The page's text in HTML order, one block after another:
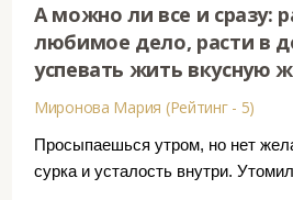
А можно ли все и сразу:
любимое дело, расти в
успевать жить вкусную
Миронова Мария (Рейтинг - 5)
Просыпаешься утром, но нет
сурка и усталость внутри.